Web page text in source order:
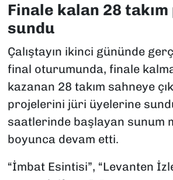
Finale kalan 28
sundu
Çalıştayın ikinci gününde
final oturumunda, finale
kazanan 28 takım sahneye
projelerini jüri üyelerine
saatlerinde başlayan sunum
boyunca devam etti.
“İmbat Esintisi”, “Levanten